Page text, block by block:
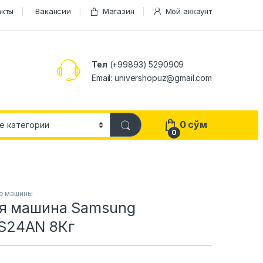
Вакансии Магазин Мой аккаунт
Тел (+99893) 5290909
Email: univershopuz@gmail.com
0
0 сўм
машины
машина Samsung
8Кг